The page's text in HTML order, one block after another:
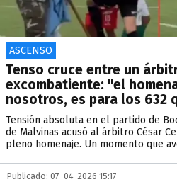
ASCENSO
Tenso cruce entre un
excombatiente: "el
nosotros, es para los 632
Tensión absoluta en el partido de
de Malvinas acusó al árbitro César
pleno homenaje. Un momento que
Publicado: 07-04-2026 15:17